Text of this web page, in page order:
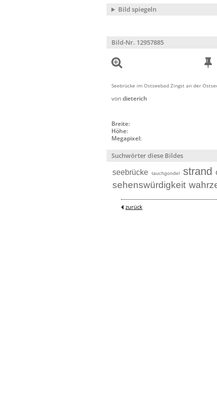
Bild spiegeln
Bild-Nr. 12957885
Seebrücke im Ostseebad Zingst an der
vondieterich
Breite:
Höhe:
Megapixel:
Suchwörter diese Bildes
seebrücke tauchgondel strand
sehenswürdigkeit
zurück